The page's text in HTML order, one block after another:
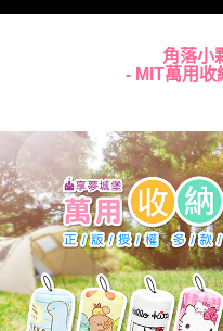
角落小
- MIT萬用收